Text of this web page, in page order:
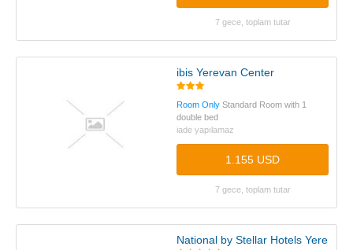
7 gece, toplam tutar
ibis Yerevan Center
Room Only Standard Room with 1
double bed
iade yapılamaz
1.155 USD
7 gece, toplam tutar
National by Stellar Hotels Yerevan